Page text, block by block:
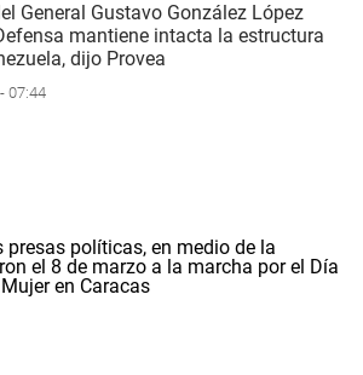
General Gustavo González López
mantiene intacta la estructura
dijo Provea
07:44